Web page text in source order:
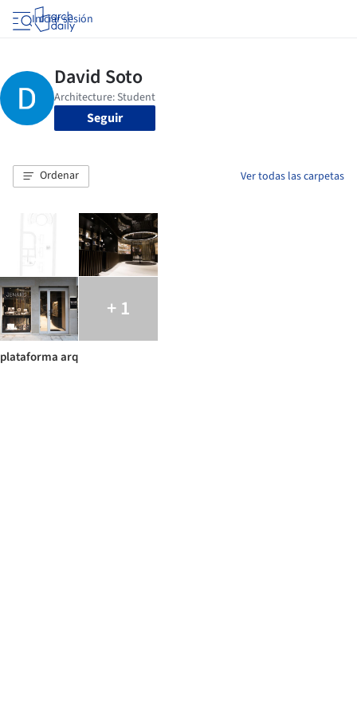
Iniciar sesión
Seguir
Ordenar Ver todas las carpetas
+ 1
plataforma arq